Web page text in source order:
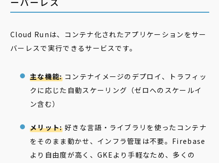
Cloud Runは、コンテナ化されたアプリケーションをサー
バーレスで実行できるサービスです。
主な機能:コンテナイメージのデプロイ、トラフィッ
クに応じた自動スケーリング（ゼロへのスケールイ
ン含む）
メリット:好きな言語・ライブラリを使ったコンテナ
をそのまま動かせ、インフラ管理は不要。Firebase
より自由度が高く、GKEより手軽なため、多くの